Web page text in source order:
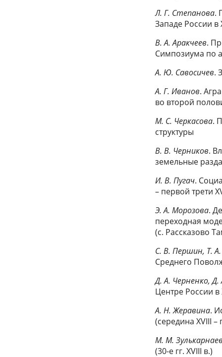
Л. Г. Степанова.
Западе России в
В. А. Аракчеев.
Симпозиума по
А. Ю. Савосичев.
А. Г. Иванов.
во второй
М. С. Черкасова.
структуры
В. В. Черников.
земельные
И. В. Пугач.
– первой трети
Э. А. Морозова.
переходная
(с. Рассказово
С. В. Першин, Т.
Среднего
Д. А. Черненко,
Центре России в
А. Н. Жеравина.
(середина XVIII
М. М.
(30-е гг. XVIII в.)